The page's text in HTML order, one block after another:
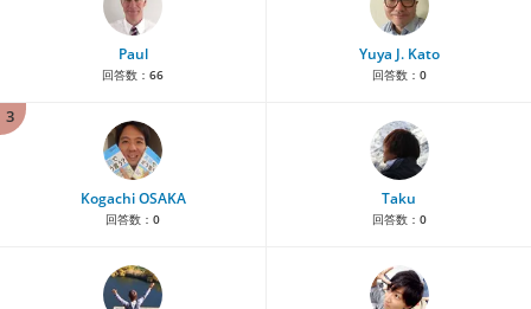
Paul
回答数： 66
Yuya J. Kato
回答数： 0
3
Kogachi OSAKA
回答数： 0
Taku
回答数： 0